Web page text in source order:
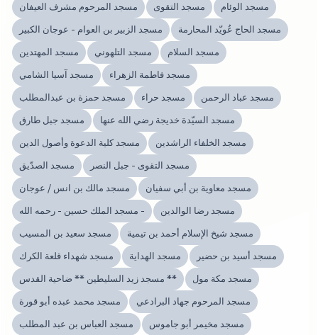
مسجد المرحوم مشرف العيفان
مسجد التقوى
مسجد الوئام
مسجد الزبير بن العوام - عوجان الكبير
مسجد الحاج عُويّد المحارمة
مسجد المهتدين
مسجد التلهوني
مسجد السلام
مسجد آسيا الشامي
مسجد فاطمة الزهراء
مسجد حمزة بن عبدالمطلب
مسجد حراء
مسجد عباد الرحمن
مسجد جبل طارق
مسجد السيّدة خديجة رضي الله عنها
مسجد كلية الدعوة وأصول الدين
مسجد الخلفاء الراشدين
مسجد الصدّيق
مسجد التقوى - جبل النصر
مسجد مالك بن انس / عوجان
مسجد معاوية بن أبي سفيان
مسجد الملك حسين - رحمه الله -
مسجد رضا الوالدين
مسجد سعيد بن المسيب
مسجد شيخ الإسلام أحمد بن تيمية
مسجد شهداء قلعة الكرك
مسجد الهداية
مسجد أسيد بن حضير
مسجد زيد السليطين ** ضاحية القدس **
مسجد مكة مول
مسجد محمد عبده أبو قورة
مسجد المرحوم جهاد البرادعي
مسجد العباس بن عبد المطلب
مسجد مخيمر أبو جاموس